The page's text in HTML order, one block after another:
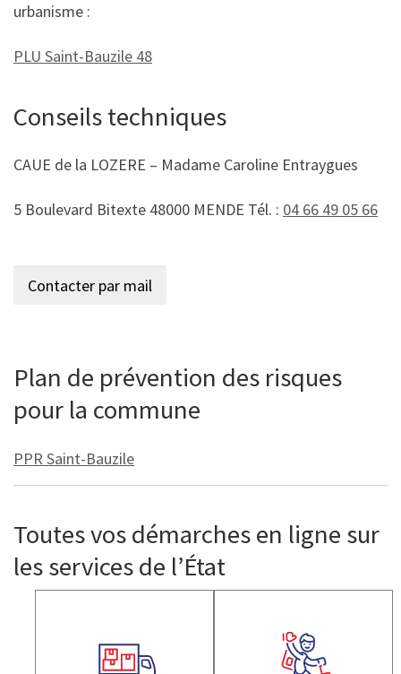
urbanisme :
PLU Saint-Bauzile 48
Conseils techniques
CAUE de la LOZERE – Madame Caroline Entraygues
5 Boulevard Bitexte 48000 MENDE Tél. : 04 66 49 05 66
Plan de prévention des risques
pour la commune
PPR Saint-Bauzile
Toutes vos démarches en ligne sur
les services de l’État